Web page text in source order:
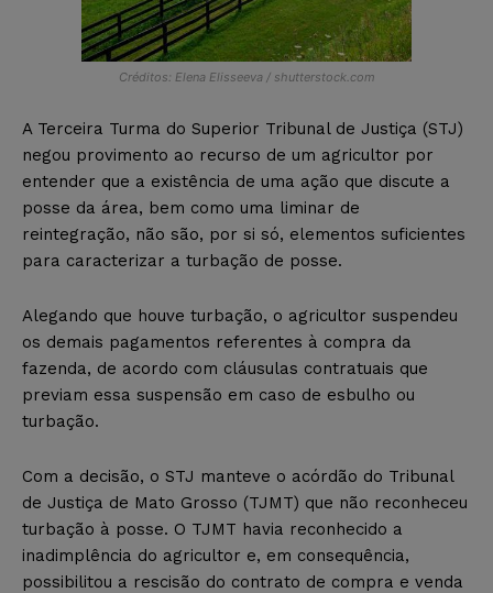
Créditos: Elena Elisseeva / shutterstock.com
A Terceira Turma do Superior Tribunal de Justiça (STJ)
negou provimento ao recurso de um agricultor por
entender que a existência de uma ação que discute a
posse da área, bem como uma liminar de
reintegração, não são, por si só, elementos suficientes
para caracterizar a turbação de posse.
Alegando que houve turbação, o agricultor suspendeu
os demais pagamentos referentes à compra da
fazenda, de acordo com cláusulas contratuais que
previam essa suspensão em caso de esbulho ou
turbação.
Com a decisão, o STJ manteve o acórdão do Tribunal
de Justiça de Mato Grosso (TJMT) que não reconheceu
turbação à posse. O TJMT havia reconhecido a
inadimplência do agricultor e, em consequência,
possibilitou a rescisão do contrato de compra e venda